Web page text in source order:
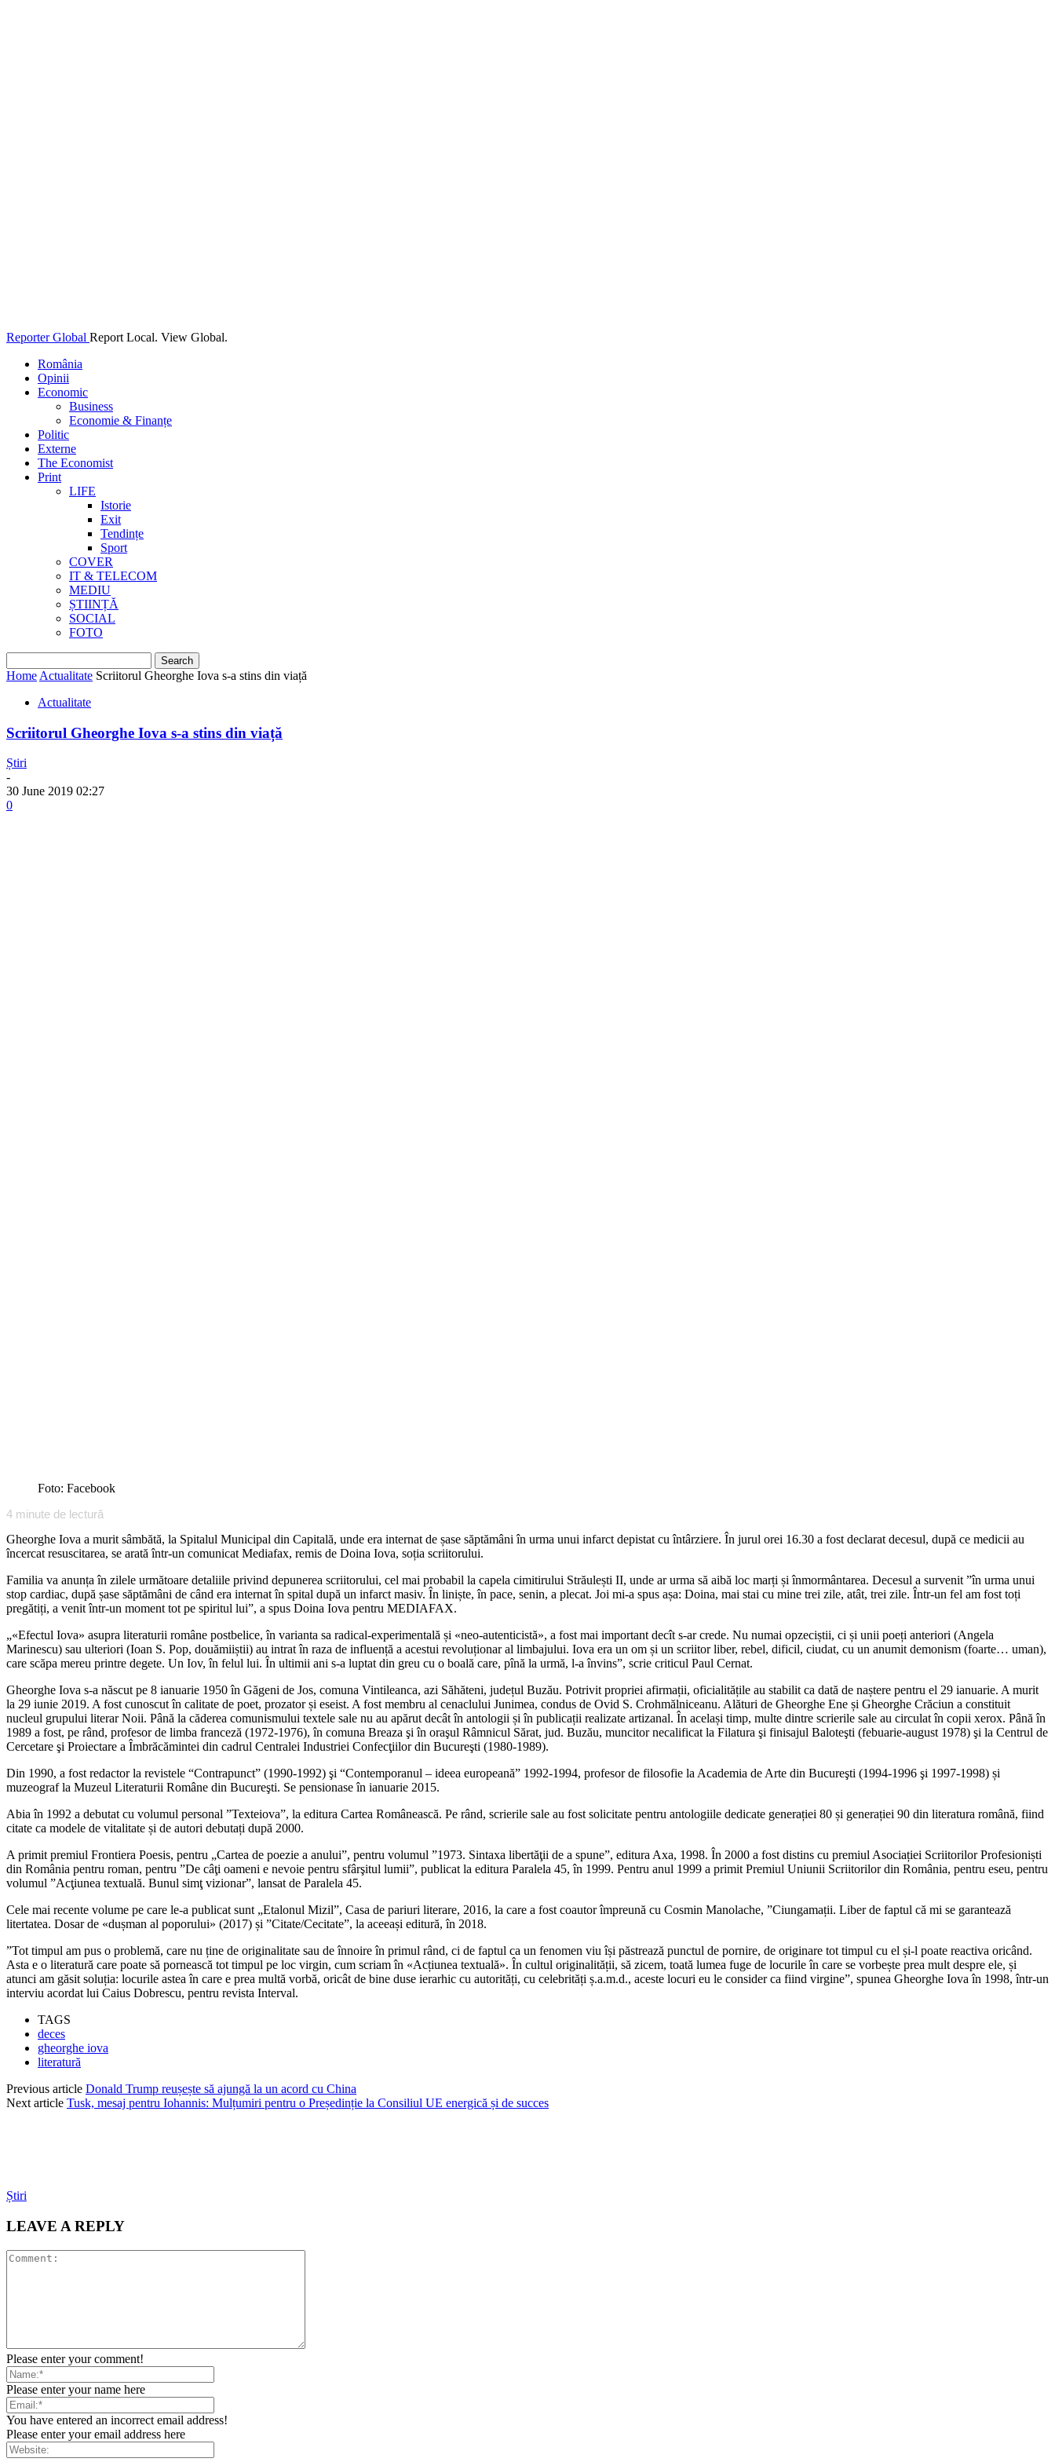
Reporter Global Report Local. View Global.
România
Opinii
Economic
Business
Economie & Finanțe
Politic
Externe
The Economist
Print
LIFE
Istorie
Exit
Tendințe
Sport
COVER
IT & TELECOM
MEDIU
ȘTIINȚĂ
SOCIAL
FOTO
Home Actualitate Scriitorul Gheorghe Iova s-a stins din viață
Actualitate
Scriitorul Gheorghe Iova s-a stins din viață
Știri
-
30 June 2019 02:27
0
Foto: Facebook
4 minute de lectură
Gheorghe Iova a murit sâmbătă, la Spitalul Municipal din Capitală, unde era internat de șase săptămâni în urma unui infarct depistat cu întârziere. În jurul orei 16.30 a fost declarat decesul, după ce medicii au
încercat resuscitarea, se arată într-un comunicat Mediafax, remis de Doina Iova, soția scriitorului.
Familia va anunța în zilele următoare detaliile privind depunerea scriitorului, cel mai probabil la capela cimitirului Străulești II, unde ar urma să aibă loc marți și înmormântarea. Decesul a survenit ”în urma unui
stop cardiac, după șase săptămâni de când era internat în spital după un infarct masiv. În liniște, în pace, senin, a plecat. Joi mi-a spus așa: Doina, mai stai cu mine trei zile, atât, trei zile. Într-un fel am fost toți
pregătiți, a venit într-un moment tot pe spiritul lui”, a spus Doina Iova pentru MEDIAFAX.
„«Efectul Iova» asupra literaturii române postbelice, în varianta sa radical-experimentală și «neo-autenticistă», a fost mai important decît s-ar crede. Nu numai opzeciștii, ci și unii poeți anteriori (Angela
Marinescu) sau ulteriori (Ioan S. Pop, douămiiștii) au intrat în raza de influență a acestui revoluționar al limbajului. Iova era un om și un scriitor liber, rebel, dificil, ciudat, cu un anumit demonism (foarte… uman),
care scăpa mereu printre degete. Un Iov, în felul lui. În ultimii ani s-a luptat din greu cu o boală care, pînă la urmă, l-a învins”, scrie criticul Paul Cernat.
Gheorghe Iova s-a născut pe 8 ianuarie 1950 în Găgeni de Jos, comuna Vintileanca, azi Săhăteni, județul Buzău. Potrivit propriei afirmații, oficialitățile au stabilit ca dată de naștere pentru el 29 ianuarie. A murit
la 29 iunie 2019. A fost cunoscut în calitate de poet, prozator și eseist. A fost membru al cenaclului Junimea, condus de Ovid S. Crohmălniceanu. Alături de Gheorghe Ene și Gheorghe Crăciun a constituit
nucleul grupului literar Noii. Până la căderea comunismului textele sale nu au apărut decât în antologii și în publicații realizate artizanal. În același timp, multe dintre scrierile sale au circulat în copii xerox. Până în
1989 a fost, pe rând, profesor de limba franceză (1972-1976), în comuna Breaza şi în oraşul Râmnicul Sărat, jud. Buzău, muncitor necalificat la Filatura şi finisajul Baloteşti (febuarie-august 1978) şi la Centrul de
Cercetare şi Proiectare a Îmbrăcămintei din cadrul Centralei Industriei Confecţiilor din Bucureşti (1980-1989).
Din 1990, a fost redactor la revistele “Contrapunct” (1990-1992) şi “Contemporanul – ideea europeană” 1992-1994, profesor de filosofie la Academia de Arte din Bucureşti (1994-1996 şi 1997-1998) și
muzeograf la Muzeul Literaturii Române din Bucureşti. Se pensionase în ianuarie 2015.
Abia în 1992 a debutat cu volumul personal ”Texteiova”, la editura Cartea Românească. Pe rând, scrierile sale au fost solicitate pentru antologiile dedicate generației 80 și generației 90 din literatura română, fiind
citate ca modele de vitalitate și de autori debutați după 2000.
A primit premiul Frontiera Poesis, pentru „Cartea de poezie a anului”, pentru volumul ”1973. Sintaxa libertăţii de a spune”, editura Axa, 1998. În 2000 a fost distins cu premiul Asociației Scriitorilor Profesioniști
din România pentru roman, pentru ”De câţi oameni e nevoie pentru sfârşitul lumii”, publicat la editura Paralela 45, în 1999. Pentru anul 1999 a primit Premiul Uniunii Scriitorilor din România, pentru eseu, pentru
volumul ”Acţiunea textuală. Bunul simţ vizionar”, lansat de Paralela 45.
Cele mai recente volume pe care le-a publicat sunt „Etalonul Mizil”, Casa de pariuri literare, 2016, la care a fost coautor împreună cu Cosmin Manolache, ”Ciungamații. Liber de faptul că mi se garantează
litertatea. Dosar de «dușman al poporului» (2017) și ”Citate/Cecitate”, la aceeași editură, în 2018.
”Tot timpul am pus o problemă, care nu ține de originalitate sau de înnoire în primul rând, ci de faptul ca un fenomen viu își păstrează punctul de pornire, de originare tot timpul cu el și-l poate reactiva oricând.
Asta e o literatură care poate să pornească tot timpul pe loc virgin, cum scriam în «Acțiunea textuală». În cultul originalității, să zicem, toată lumea fuge de locurile în care se vorbește prea mult despre ele, și
atunci am găsit soluția: locurile astea în care e prea multă vorbă, oricât de bine duse ierarhic cu autorități, cu celebrități ș.a.m.d., aceste locuri eu le consider ca fiind virgine”, spunea Gheorghe Iova în 1998, într-un
interviu acordat lui Caius Dobrescu, pentru revista Interval.
TAGS
deces
gheorghe iova
literatură
Previous article Donald Trump reușește să ajungă la un acord cu China
Next article Tusk, mesaj pentru Iohannis: Mulțumiri pentru o Președinție la Consiliul UE energică și de succes
Știri
LEAVE A REPLY
Please enter your comment!
Please enter your name here
You have entered an incorrect email address!
Please enter your email address here